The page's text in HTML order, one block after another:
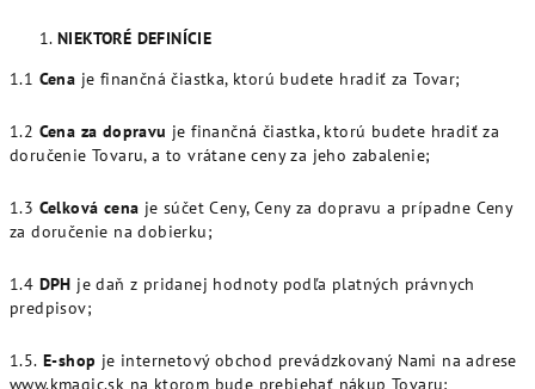
NIEKTORÉ DEFINÍCIE
1.1 Cena je finančná čiastka, ktorú budete hradiť za Tovar;
1.2 Cena za dopravu je finančná čiastka, ktorú budete hradiť za
doručenie Tovaru, a to vrátane ceny za jeho zabalenie;
1.3 Celková cena je súčet Ceny, Ceny za dopravu a prípadne Ceny
za doručenie na dobierku;
1.4 DPH je daň z pridanej hodnoty podľa platných právnych
predpisov;
1.5. E-shop je internetový obchod prevádzkovaný Nami na adrese
www.kmagic.sk na ktorom bude prebiehať nákup Tovaru;